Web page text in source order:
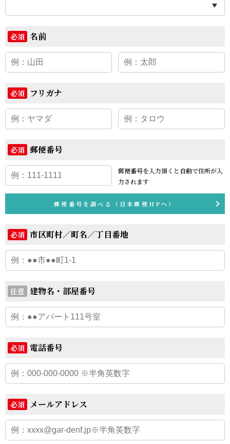
必須 名前
必須 フリガナ
必須 郵便番号
郵便番号を入力頂くと 自動で住所が入
力されます
郵便番号を調べる（日本郵便HPへ）
必須 市区町村／町名／丁目番地
任意 建物名・部屋番号
必須 電話番号
必須 メールアドレス